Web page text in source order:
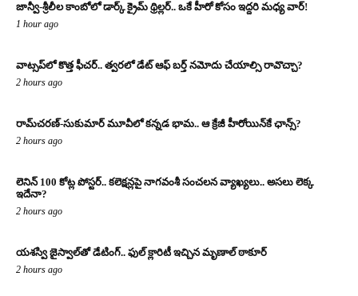
జాన్వీ-శ్రీలీల కాంబోలో డార్క్ క్రైమ్ థ్రిల్లర్.. ఒకే హీరో కోసం ఇద్దరి మధ్య వార్!
1 hour ago
వాట్సప్‌లో కొత్త ఫీచర్.. త్వరలో డేట్ ఆఫ్ బర్త్ నమోదు చేయాల్సి రావొచ్చా?
2 hours ago
రామ్‌చరణ్‌-సుకుమార్‌ మూవీలో కన్నడ భామ.. ఆ క్రేజీ హీరోయిన్‌కే ఛాన్స్?
2 hours ago
లెనిన్ 100 కోట్ల పోస్టర్‌.. కలెక్షన్లపై నాగవంశీ సంచలన వ్యాఖ్యలు.. అసలు లెక్క
ఇదేనా?
2 hours ago
యశస్వి జైస్వాల్‌తో డేటింగ్.. ఫుల్ క్లారిటీ ఇచ్చిన మృణాల్ ఠాకూర్‌
2 hours ago